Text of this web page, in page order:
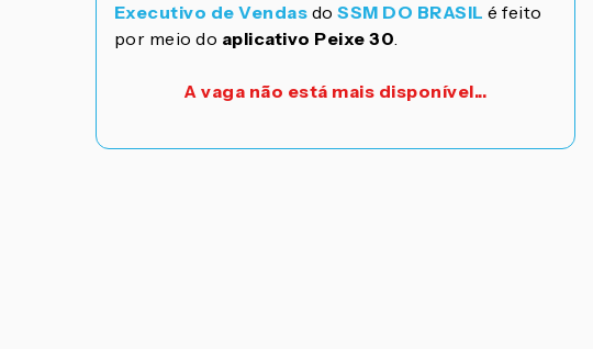
Executivo de Vendas do SSM DO BRASIL é feito
por meio do aplicativo Peixe 30.
A vaga não está mais disponível...